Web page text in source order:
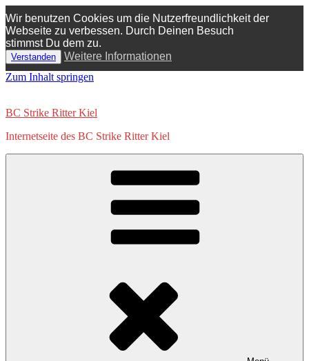
Wir benutzen Cookies um die Nutzerfreundlichkeit der
Webseite zu verbessen. Durch Deinen Besuch
stimmst Du dem zu.
Verstanden
Weitere Informationen
Zum Inhalt springen
BC Strike Ritter Kiel
Internetseite des BC Strike Ritter Kiel